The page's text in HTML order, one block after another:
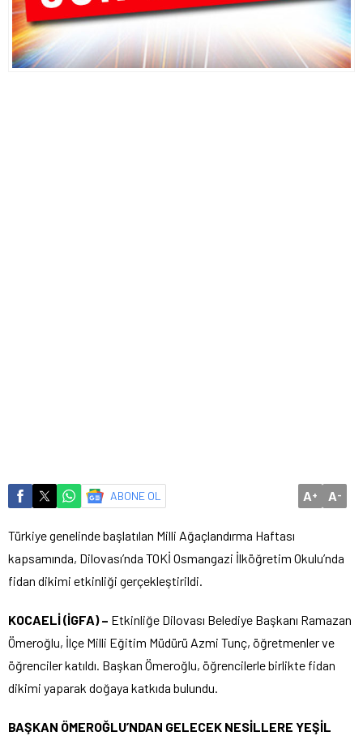
ABONE OL A+ A-
Türkiye genelinde başlatılan Milli Ağaçlandırma Haftası
kapsamında, Dilovası’nda TOKİ Osmangazi İlköğretim Okulu’nda
fidan dikimi etkinliği gerçekleştirildi.
KOCAELİ (İGFA) – Etkinliğe Dilovası Belediye Başkanı Ramazan
Ömeroğlu, İlçe Milli Eğitim Müdürü Azmi Tunç, öğretmenler ve
öğrenciler katıldı. Başkan Ömeroğlu, öğrencilerle birlikte fidan
dikimi yaparak doğaya katkıda bulundu.
BAŞKAN ÖMEROĞLU’NDAN GELECEK NESİLLERE YEŞİL